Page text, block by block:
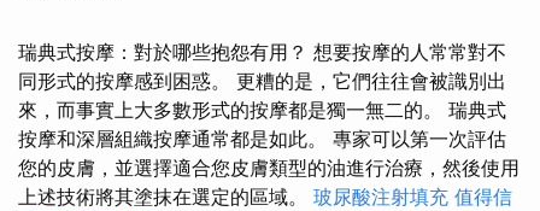
瑞典式按摩：對於哪些抱怨有用？ 想要按摩的人常常對不
同形式的按摩感到困惑。 更糟的是，它們往往會被識別出
來，而事實上大多數形式的按摩都是獨一無二的。 瑞典式
按摩和深層組織按摩通常都是如此。 專家可以第一次評估
您的皮膚，並選擇適合您皮膚類型的油進行治療，然後使用
上述技術將其塗抹在選定的區域。 玻尿酸注射填充 值得信